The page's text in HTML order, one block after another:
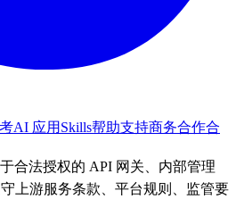
AI 应用 Skills帮助支持商务合作合
合法授权的 API 网关、内部管理
上游服务条款、平台规则、监管要